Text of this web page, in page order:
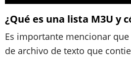
¿Qué es una lista M3U y
Es importante mencionar que
de archivo de texto que